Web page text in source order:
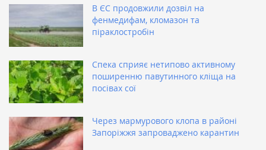
В ЄС продовжили дозвіл на
фенмедифам, кломазон та
піраклостробін
Спека сприяє нетипово активному
поширенню павутинного кліща на
посівах сої
Через мармурового клопа в районі
Запоріжжя запроваджено карантин